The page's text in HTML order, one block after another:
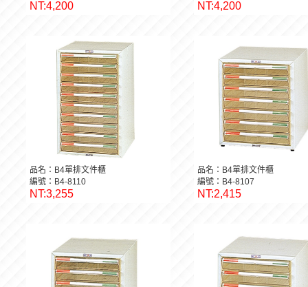
NT:4,200 NT:4,200
品名：B4單排文件櫃
編號：B4-8110
NT:3,255
品名：B4單排文件櫃
編號：B4-8107
NT:2,415